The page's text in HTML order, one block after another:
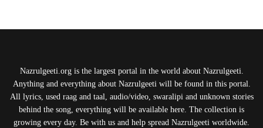
Nazrulgeeti.org is the largest portal in the world about Nazrulgeeti.
Anything and everything about Nazrulgeeti will be found in this portal.
All lyrics, used raag and taal, audio/video, swaralipi and unknown stories
behind the song, everything will be available here. The collection is
growing every day. Be with us and help spread Nazrulgeeti worldwide.